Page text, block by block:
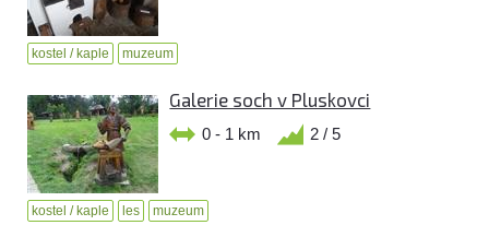
kostel / kaple muzeum
Galerie soch v Pluskovci
0 - 1 km 2 / 5
kostel / kaple les muzeum